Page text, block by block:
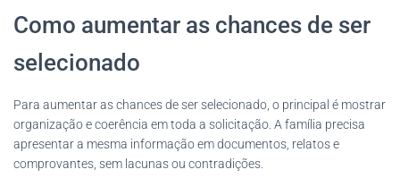
Como aumentar as chances de ser
selecionado
Para aumentar as chances de ser selecionado, o principal é mostrar
organização e coerência em toda a solicitação. A família precisa
apresentar a mesma informação em documentos, relatos e
comprovantes, sem lacunas ou contradições.